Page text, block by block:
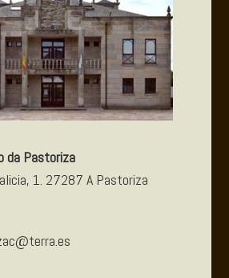
da Pastoriza
1. 27287 A Pastoriza